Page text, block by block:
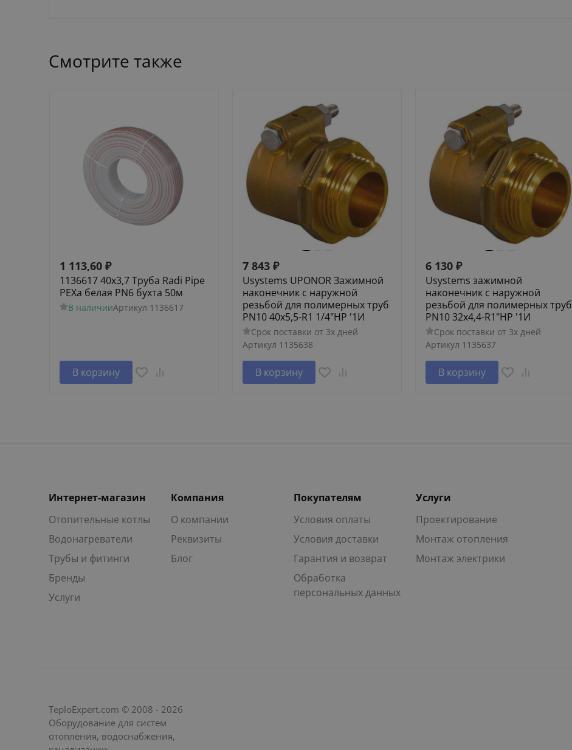
Смотрите также
1 113,60 ₽
1136617 40х3,7 Труба Radi Pipe
PEXa белая PN6 бухта 50м
В наличииАртикул 1136617
В корзину
7 843 ₽
Usystems UPONOR Зажимной
наконечник с наружной
резьбой для полимерных труб
PN10 40x5,5-R1 1/4"НР '1И
Срок поставки от 3х дней
Артикул 1135638
В корзину
6 130 ₽
Usystems зажимной
наконечник с наружной
резьбой для полимерных труб
PN10 32x4,4-R1"НР '1И
Срок поставки от 3х дней
Артикул 1135637
В корзину
Интернет-магазин
Отопительные котлы
Водонагреватели
Трубы и фитинги
Бренды
Услуги
Компания
О компании
Реквизиты
Блог
Покупателям
Условия оплаты
Условия доставки
Гарантия и возврат
Обработка
персональных данных
Услуги
Проектирование
Монтаж отопления
Монтаж электрики
TeploExpert.com © 2008 - 2026
Оборудование для систем
отопления, водоснабжения,